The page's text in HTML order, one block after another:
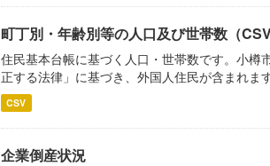
町丁別・年齢別等の人口及び世帯数（CSV
住民基本台帳に基づく人口・世帯数です。小
正する法律」に基づき、外国人住民が含まれます
CSV
企業倒産状況